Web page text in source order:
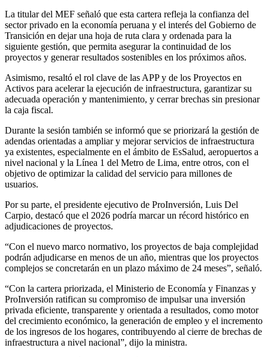
La titular del MEF señaló que esta cartera refleja la confianza del
sector privado en la economía peruana y el interés del Gobierno de
Transición en dejar una hoja de ruta clara y ordenada para la
siguiente gestión, que permita asegurar la continuidad de los
proyectos y generar resultados sostenibles en los próximos años.
Asimismo, resaltó el rol clave de las APP y de los Proyectos en
Activos para acelerar la ejecución de infraestructura, garantizar su
adecuada operación y mantenimiento, y cerrar brechas sin presionar
la caja fiscal.
Durante la sesión también se informó que se priorizará la gestión de
adendas orientadas a ampliar y mejorar servicios de infraestructura
ya existentes, especialmente en el ámbito de EsSalud, aeropuertos a
nivel nacional y la Línea 1 del Metro de Lima, entre otros, con el
objetivo de optimizar la calidad del servicio para millones de
usuarios.
Por su parte, el presidente ejecutivo de ProInversión, Luis Del
Carpio, destacó que el 2026 podría marcar un récord histórico en
adjudicaciones de proyectos.
“Con el nuevo marco normativo, los proyectos de baja complejidad
podrán adjudicarse en menos de un año, mientras que los proyectos
complejos se concretarán en un plazo máximo de 24 meses”, señaló.
“Con la cartera priorizada, el Ministerio de Economía y Finanzas y
ProInversión ratifican su compromiso de impulsar una inversión
privada eficiente, transparente y orientada a resultados, como motor
del crecimiento económico, la generación de empleo y el incremento
de los ingresos de los hogares, contribuyendo al cierre de brechas de
infraestructura a nivel nacional”, dijo la ministra.